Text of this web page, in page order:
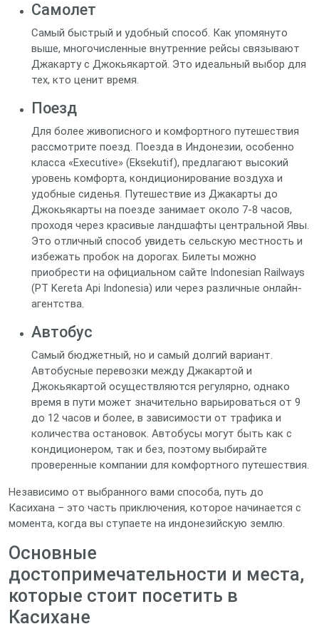
Самолет
Самый быстрый и удобный способ. Как упомянуто
выше, многочисленные внутренние рейсы связывают
Джакарту с Джокьякартой. Это идеальный выбор для
тех, кто ценит время.
Поезд
Для более живописного и комфортного путешествия
рассмотрите поезд. Поезда в Индонезии, особенно
класса «Executive» (Eksekutif), предлагают высокий
уровень комфорта, кондиционирование воздуха и
удобные сиденья. Путешествие из Джакарты до
Джокьякарты на поезде занимает около 7-8 часов,
проходя через красивые ландшафты центральной Явы.
Это отличный способ увидеть сельскую местность и
избежать пробок на дорогах. Билеты можно
приобрести на официальном сайте Indonesian Railways
(PT Kereta Api Indonesia) или через различные онлайн-
агентства.
Автобус
Самый бюджетный, но и самый долгий вариант.
Автобусные перевозки между Джакартой и
Джокьякартой осуществляются регулярно, однако
время в пути может значительно варьироваться от 9
до 12 часов и более, в зависимости от трафика и
количества остановок. Автобусы могут быть как с
кондиционером, так и без, поэтому выбирайте
проверенные компании для комфортного путешествия.
Независимо от выбранного вами способа, путь до
Касихана – это часть приключения, которое начинается с
момента, когда вы ступаете на индонезийскую землю.
Основные
достопримечательности и места,
которые стоит посетить в
Касихане